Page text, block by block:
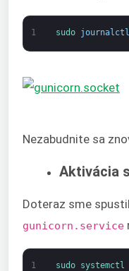
1 sudo journalctl
Nezabudnite sa
Aktivácia
Doteraz sme
gunicorn.service
1 sudo systemctl